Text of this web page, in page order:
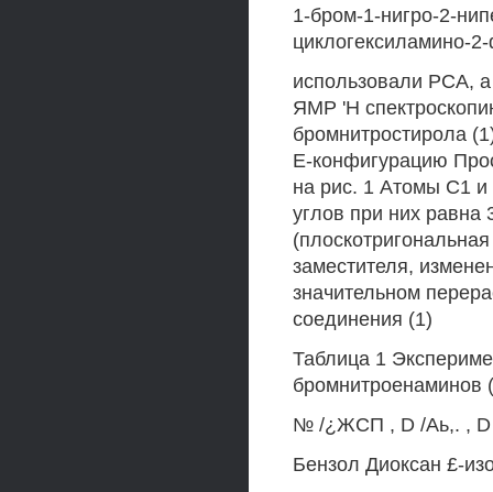
1-бром-1-нигро-2-
циклогексиламино-
использовали РСА,
ЯМР 'Н
бромнитростирола
Е-конфигурацию
на рис. 1 Атомы С1 и
углов при них
заместителя,
значительном
соединения (1)
Таблица 1
бромнитроенаминов
№ /¿ЖСП , D /Аь,. , D
Бензол Диоксан £-